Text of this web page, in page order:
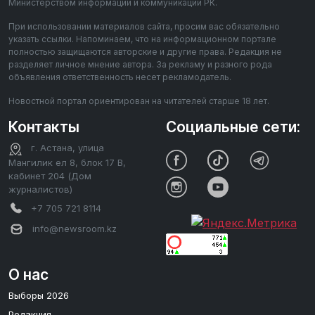
Министерством информации и коммуникации РК.
При использовании материалов сайта, просим вас обязательно
указать ссылки. Напоминаем, что на информационном портале
полностью защищаются авторские и другие права. Редакция не
разделяет личное мнение автора. За рекламу и разного рода
объявления ответственность несет рекламодатель.
Новостной портал ориентирован на читателей старше 18 лет.
Контакты
г. Астана, улица
Мангилик ел 8, блок 17 В,
кабинет 204 (Дом
журналистов)
+7 705 721 8114
info@newsroom.kz
О нас
Выборы 2026
Социальные сети: